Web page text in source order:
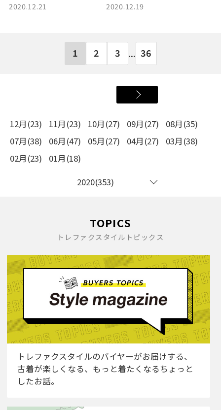
ーのご紹介。
2020.12.21
0AW S Logo Shoulder Ba
2020.12.19
1 2 3 ... 36
12月(23) 11月(23) 10月(27) 09月(27)
08月(35)
07月(38)
06月(47) 05月(27) 04月(27)
03月(38)
02月(23)
01月(18)
2020(353)
TOPICS
トレファクスタイルトピックス
トレファクスタイルのバイヤーがお届けする、
古着が楽しくなる、もっと着たくなるちょっと
したお話。